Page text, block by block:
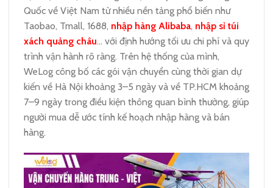
Quốc về Việt Nam từ nhiều nền tảng phổ biến như
Taobao, Tmall, 1688, nhập hàng Alibaba, nhập sỉ túi
xách quảng châu… với định hướng tối ưu chi phí và quy
trình vận hành rõ ràng. Trên hệ thống của mình,
WeLog công bố các gói vận chuyển cùng thời gian dự
kiến về Hà Nội khoảng 3–5 ngày và về TP.HCM khoảng
7–9 ngày trong điều kiện thông quan bình thường, giúp
người mua dễ ước tính kế hoạch nhập hàng và bán
hàng.